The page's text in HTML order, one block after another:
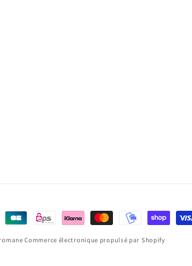
Commerce électronique propulsé par Shopify